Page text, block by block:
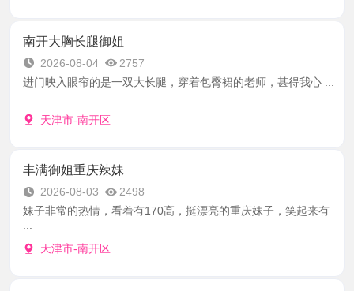
南开大胸长腿御姐
2026-08-04
2757
进门映入眼帘的是一双大长腿，穿着包臀裙的老师，甚得我心 ...
天津市-南开区
丰满御姐重庆辣妹
2026-08-03
2498
妹子非常的热情，看着有170高，挺漂亮的重庆妹子，笑起来有
...
天津市-南开区